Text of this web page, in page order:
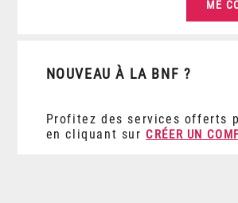
NOUVEAU À LA BNF ?
Profitez des services offerts
en cliquant sur CRÉER UN